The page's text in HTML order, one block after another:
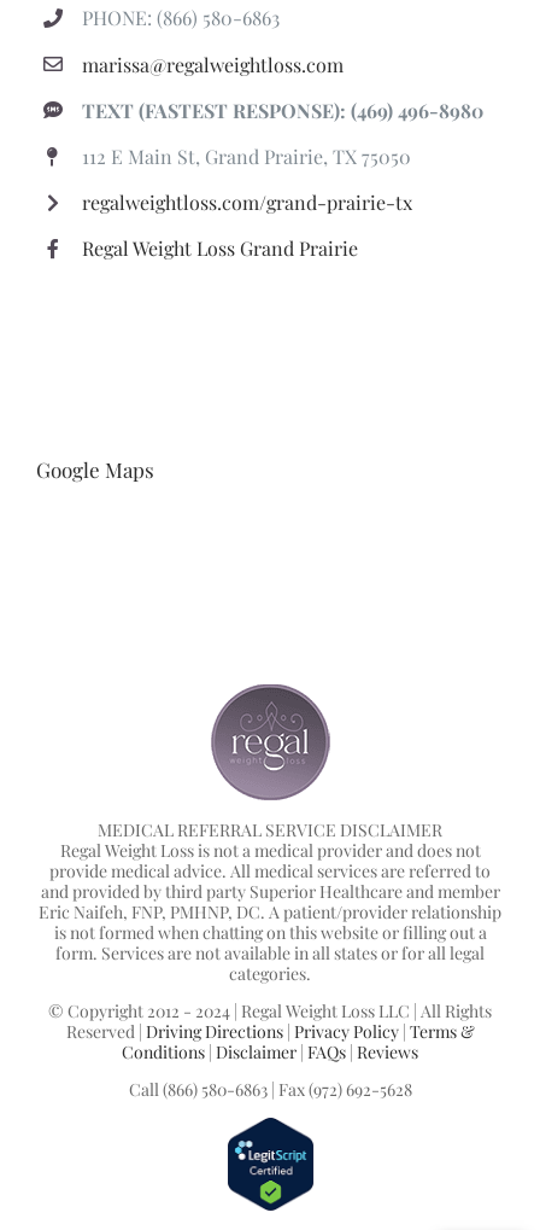
PHONE: (866) 580-6863
marissa@regalweightloss.com
TEXT (FASTEST RESPONSE): (469) 496-8980
112 E Main St, Grand Prairie, TX 75050
regalweightloss.com/grand-prairie-tx
Regal Weight Loss Grand Prairie
Google Maps
MEDICAL REFERRAL SERVICE DISCLAIMER
Regal Weight Loss is not a medical provider and does not
provide medical advice. All medical services are referred to
and provided by third party Superior Healthcare and member
Eric Naifeh, FNP, PMHNP, DC. A patient/provider relationship
is not formed when chatting on this website or filling out a
form. Services are not available in all states or for all legal
categories.
© Copyright 2012 - 2024 | Regal Weight Loss LLC | All Rights
Reserved | Driving Directions| Privacy Policy| Terms &
Conditions | Disclaimer | FAQs | Reviews
Call (866) 580-6863 | Fax (972) 692-5628